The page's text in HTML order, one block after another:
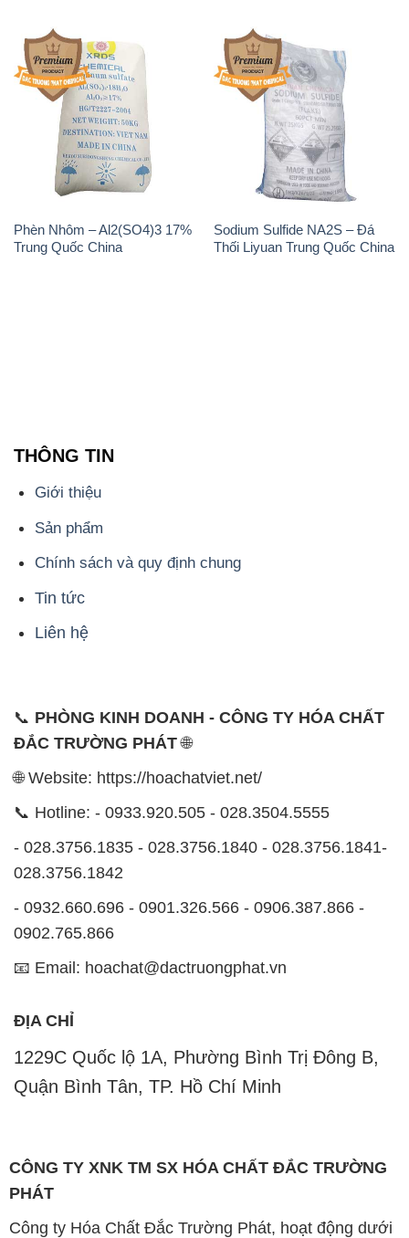
Phèn Nhôm – Al2(SO4)3 17%
Trung Quốc China
Sodium Sulfide NA2S – Đá
Thối Liyuan Trung Quốc China
Chính sách và quy định chung
Tin tức
Liên hệ
📞
PHÒNG KINH DOANH - CÔNG TY HÓA CHẤT
ĐẮC TRƯỜNG PHÁT
- 028.3756.1835 - 028.3756.1840 - 028.3756.1841-
0902.765.866
📧 Email: hoachat@dactruongphat.vn
ĐỊA CHỈ
1229C Quốc lộ 1A, Phường Bình Trị Đông B,
Quận Bình Tân, TP. Hồ Chí Minh
CÔNG TY XNK TM SX HÓA CHẤT ĐẮC TRƯỜNG
PHÁT
đầu trong lĩnh vực kinh doanh và phân phối các loại
hóa chất công nghiệp đa dạng, nhằm đáp ứng nhu
cầu sử dụng của khách hàng một cách tốt nhất.